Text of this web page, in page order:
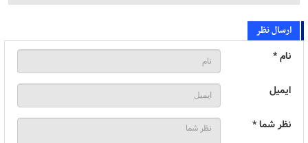
ارسال نظر
نام *
ایمیل
نظر شما *